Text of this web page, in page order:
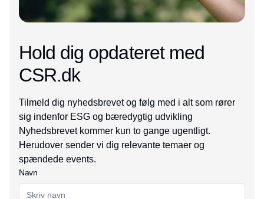
Hold dig opdateret med
CSR.dk
Tilmeld dig nyhedsbrevet og følg med i alt som rører
sig indenfor ESG og bæredygtig udvikling
Nyhedsbrevet kommer kun to gange ugentligt.
Herudover sender vi dig relevante temaer og
spændede events.
Navn